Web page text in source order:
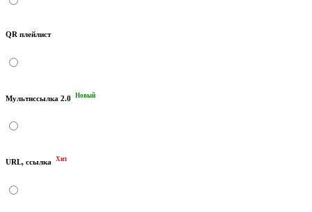
QR плейлист
Мультиссылка 2.0 Новый
URL, ссылка Хит